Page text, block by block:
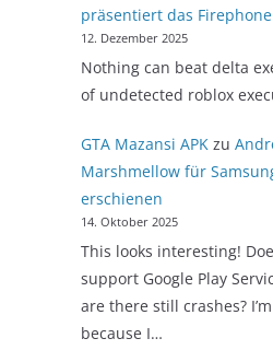
präsentiert das Firephone
12. Dezember 2025
Nothing can beat delta
of undetected roblox
GTA Mazansi APKzu
Marshmellow für
erschienen
14. Oktober 2025
This looks interesting!
support Google Play
are there still crashes?
because I…